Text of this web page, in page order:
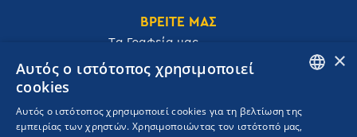
ΒΡΕΙΤΕ ΜΑΣ
Tα Γραφεία μας
Ακαδημίας 32, 106 72, Αθήνα, Ελλάδα
T. +30 210 3609801 GREEK
×
Αυτός ο ιστότοπος χρησιμοποιεί
cookies
Αυτός ο ιστότοπος χρησιμοποιεί cookies για τη βελτίωση της
εμπειρίας των χρηστών. Χρησιμοποιώντας τον ιστότοπό μας,